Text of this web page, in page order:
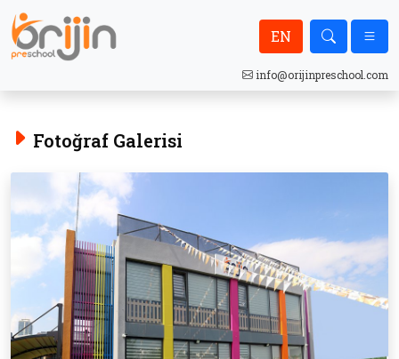
EN
info@orijinpreschool.com
Fotoğraf Galerisi